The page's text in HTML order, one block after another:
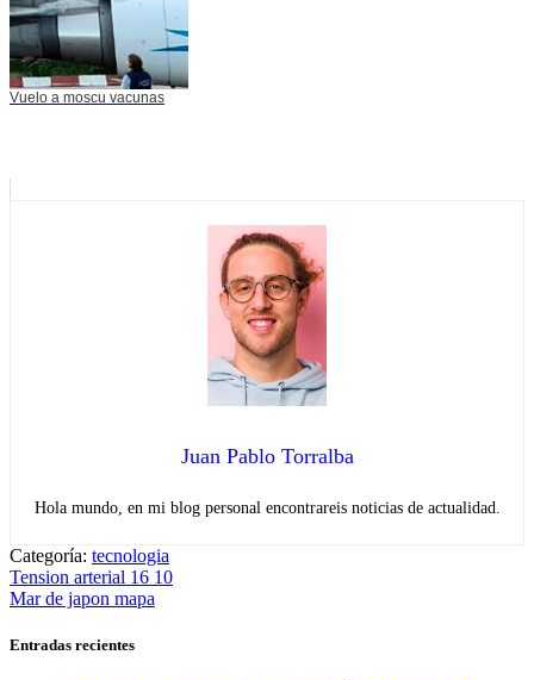
Vuelo a moscu vacunas
Juan Pablo Torralba
Hola mundo, en mi blog personal encontrareis noticias de actualidad.
Categoría: tecnologia
Navegación
de
entradas
Entrada
anterior:
Tension arterial 16 10
Entrada
Mar de japon mapa
Entradas recientes